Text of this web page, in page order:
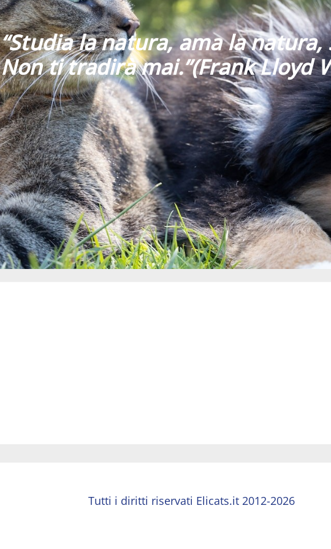
“Studia la natura, ama la
Non ti tradirà mai.”(Frank Lloyd
Tutti i diritti riservati Elicats.it 2012-2026